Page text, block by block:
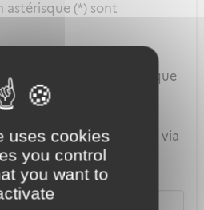
uses cookies
you control
you want to
astérisque (*) sont
est celui de votre
cas celui du compte que
FranceConnect.
lorsque vous vous
adresse mail plutôt que via